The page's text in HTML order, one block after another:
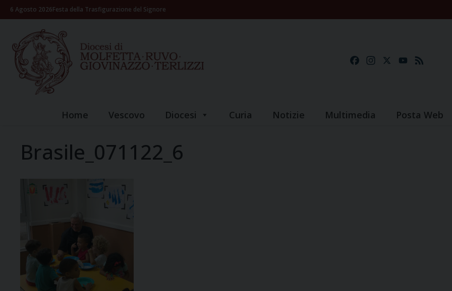
Skip6 Agosto 2026Festa della Trasfigurazione del Signore
FacebookInstagramYouTube
Home Vescovo Diocesi Curia Notizie Multimedia Posta Web
Brasile_071122_6